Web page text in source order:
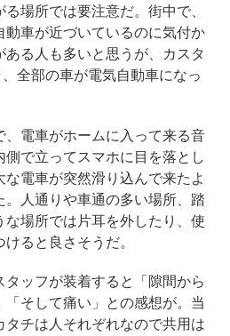
場所では要注意だ。街中で、
動車が近づいているのに気付か
る人も多いと思うが、カスタ
全部の車が電気自動車になっ
電車がホームに入って来る音
で立ってスマホに目を落とし
電車が突然滑り込んで来たよ
。人通りや車通の多い場所、踏
場所では片耳を外したり、使
ると良さそうだ。
ッフが装着すると「隙間から
そして痛い」との感想が。当
チは人それぞれなので共用は